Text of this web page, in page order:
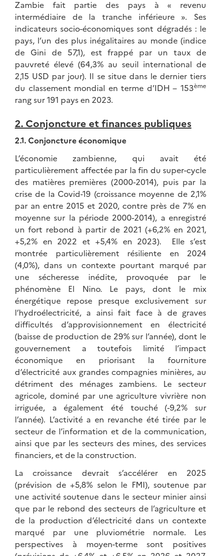
Zambie fait partie des pays à « revenu
intermédiaire de la tranche inférieure ». Ses
indicateurs socio-économiques sont dégradés : le
pays, l’un des plus inégalitaires au monde (indice
de Gini de 57,1), est frappé par un taux de
pauvreté élevé (64,3% au seuil international de
2,15 USD par jour). Il se situe dans le dernier tiers
du classement mondial en terme d’IDH – 153ème
rang sur 191 pays en 2023.
2. Conjoncture et finances publiques
2.1. Conjoncture économique
L’économie zambienne, qui avait été
particulièrement affectée par la fin du super-cycle
des matières premières (2000-2014), puis par la
crise de la Covid-19 (croissance moyenne de 2,1%
par an entre 2015 et 2020, contre près de 7% en
moyenne sur la période 2000-2014), a enregistré
un fort rebond à partir de 2021 (+6,2% en 2021,
+5,2% en 2022 et +5,4% en 2023). Elle s’est
montrée particulièrement résiliente en 2024
(4,0%), dans un contexte pourtant marqué par
une sécheresse inédite, provoquée par le
phénomène El Nino. Le pays, dont le mix
énergétique repose presque exclusivement sur
l’hydroélectricité, a ainsi fait face à de graves
difficultés d’approvisionnement en électricité
(baisse de production de 29% sur l’année), dont le
gouvernement a toutefois limité l’impact
économique en priorisant la fourniture
d’électricité aux grandes compagnies minières, au
détriment des ménages zambiens. Le secteur
agricole, dominé par une agriculture vivrière non
irriguée, a également été touché (-9,2% sur
l’année). L’activité a en revanche été tirée par le
secteur de l’information et de la communication,
ainsi que par les secteurs des mines, des services
financiers, et de la construction.
La croissance devrait s’accélérer en 2025
(prévision de +5,8% selon le FMI), soutenue par
une activité soutenue dans le secteur minier ainsi
que par le rebond des secteurs de l’agriculture et
de la production d’électricité dans un contexte
marqué par une pluviométrie normale. Les
perspectives à moyen-terme sont positives